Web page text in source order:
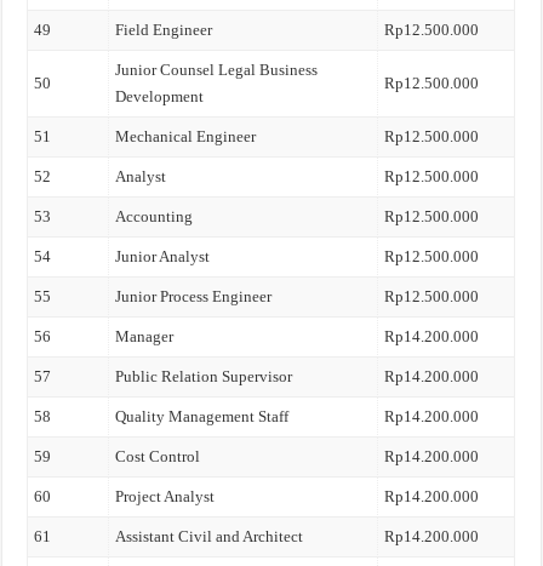
49 Field Engineer Rp12.500.000
50
Junior Counsel Legal Business
Development
Rp12.500.000
51 Mechanical Engineer Rp12.500.000
52 Analyst Rp12.500.000
53 Accounting Rp12.500.000
54 Junior Analyst Rp12.500.000
55 Junior Process Engineer Rp12.500.000
56 Manager Rp14.200.000
57 Public Relation Supervisor Rp14.200.000
58 Quality Management Staff Rp14.200.000
59 Cost Control Rp14.200.000
60 Project Analyst Rp14.200.000
61 Assistant Civil and Architect Rp14.200.000